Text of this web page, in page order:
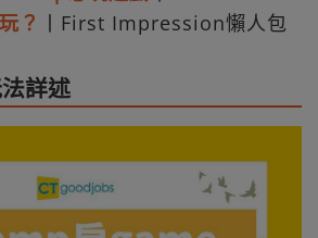
？ 丨First Impression懶人包
詳述